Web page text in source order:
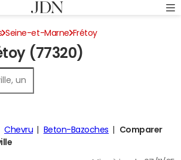
Seine-et-Marne Frétoy
(77320)
Chevru Beton-Bazoches
Comparer